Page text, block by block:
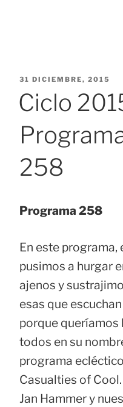
PUBLICADO
31 DICIEMBRE, 2015
Ciclo
258
Programa 258
En este programa,
pusimos a hurgar
ajenos y
esas que
porque queríamos
todos en su
programa
Casualties of
Jan Hammer y